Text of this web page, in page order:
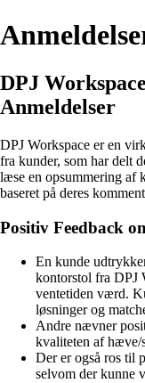
DPJ
Anmeldelser
DPJ Workspace er en
fra kunder, som har delt
læse en opsummering af
baseret på deres
Positiv Feedback
En kunde
kontorstol fra DPJ
ventetiden værd.
løsninger og
Andre nævner
kvaliteten af hæve/
Der er også ros til
selvom der kunne